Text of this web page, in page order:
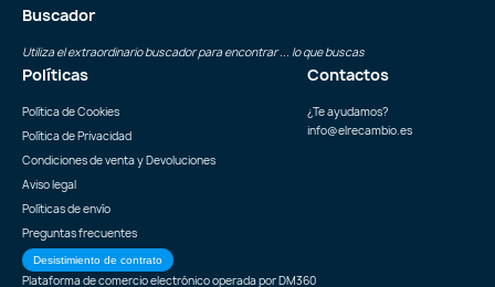
Buscador
Utiliza el extraordinario buscador para encontrar ... lo que buscas
Políticas
Política de Cookies
Política de Privacidad
Condiciones de venta y Devoluciones
Aviso legal
Políticas de envío
Preguntas frecuentes
Desistimiento de contrato
Contactos
¿Te ayudamos?
info@elrecambio.es
Plataforma de comercio electrónico operada porDM360